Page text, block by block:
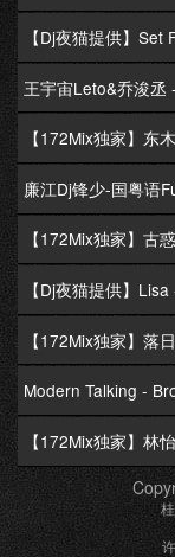
【Dj夜猫提供】
Modern Talking -